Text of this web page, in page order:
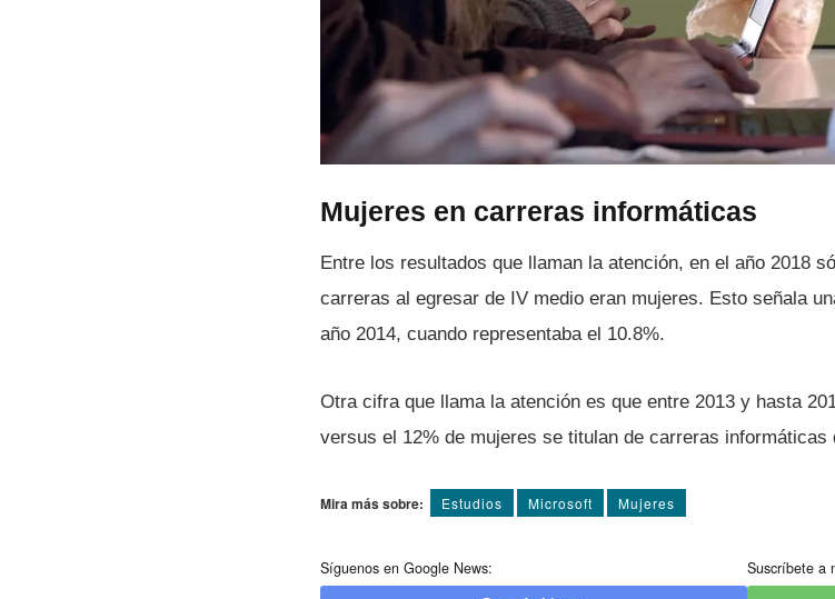
Mujeres en carreras informáticas
Entre los resultados que llaman la atención, en el año 2018
carreras al egresar de IV medio eran mujeres. Esto señala
año 2014, cuando representaba el 10.8%.
Otra cifra que llama la atención es que entre 2013 y hasta
versus el 12% de mujeres se titulan de carreras informáticas
Mira más sobre: Estudios Microsoft Mujeres
Síguenos en Google News: Suscríbete a